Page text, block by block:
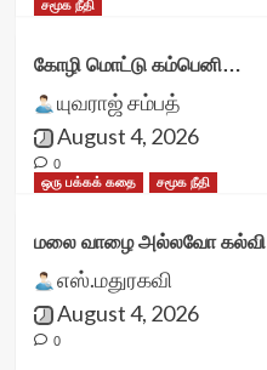
சமூக நீதி
கோழி மொட்டு கம்பெனி…
யுவராஜ் சம்பத்
August 4, 2026
0
ஒரு பக்கக் கதை
சமூக நீதி
மலை வாழை அல்லவோ கல்வி
எஸ்.மதுரகவி
August 4, 2026
0